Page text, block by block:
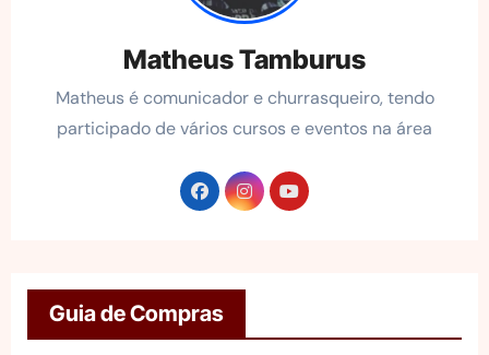
Matheus Tamburus
Matheus é comunicador e churrasqueiro, tendo
participado de vários cursos e eventos na área
Guia de Compras